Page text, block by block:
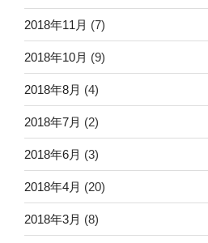
2018年11月 (7)
2018年10月 (9)
2018年8月 (4)
2018年7月 (2)
2018年6月 (3)
2018年4月 (20)
2018年3月 (8)